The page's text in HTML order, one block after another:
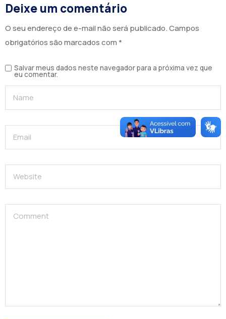
Deixe um comentário
O seu endereço de e-mail não será publicado.Campos
obrigatórios são marcados com *
Salvar meus dados neste navegador para a próxima vez que
eu comentar.